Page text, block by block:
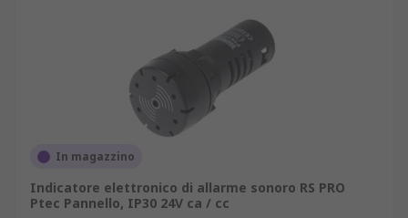
In magazzino
Indicatore elettronico di allarme sonoro RS PRO
Ptec Pannello, IP30 24V ca / cc